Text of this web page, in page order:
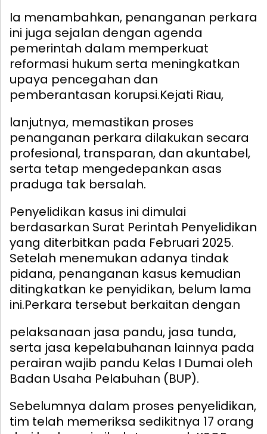
Ia menambahkan, penanganan perkara
ini juga sejalan dengan agenda
pemerintah dalam memperkuat
reformasi hukum serta meningkatkan
upaya pencegahan dan
pemberantasan korupsi.Kejati Riau,
lanjutnya, memastikan proses
penanganan perkara dilakukan secara
profesional, transparan, dan akuntabel,
serta tetap mengedepankan asas
praduga tak bersalah.
Penyelidikan kasus ini dimulai
berdasarkan Surat Perintah Penyelidikan
yang diterbitkan pada Februari 2025.
Setelah menemukan adanya tindak
pidana, penanganan kasus kemudian
ditingkatkan ke penyidikan, belum lama
ini.Perkara tersebut berkaitan dengan
pelaksanaan jasa pandu, jasa tunda,
serta jasa kepelabuhanan lainnya pada
perairan wajib pandu Kelas I Dumai oleh
Badan Usaha Pelabuhan (BUP).
Sebelumnya dalam proses penyelidikan,
tim telah memeriksa sedikitnya 17 orang